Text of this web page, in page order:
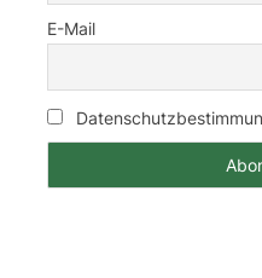
E-Mail